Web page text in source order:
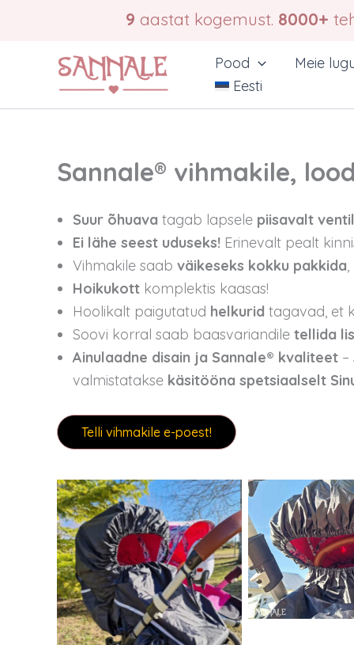
9 aastat kogemust. 8000+
Pood
Meie
Eesti
Sannale® vihmakile,
Suur õhuava tagab lapsele piisavalt
Ei lähe seest uduseks! Erinevalt pealt
Vihmakile saab väikeseks kokku pakkida
Hoikukott komplektis kaasas!
Hoolikalt paigutatud helkurid tagavad, et
Soovi korral saab baasvariandile tellida
Ainulaadne disain ja Sannale® kvaliteet
valmistatakse käsitööna spetsiaalselt
Telli vihmakile e-poest!